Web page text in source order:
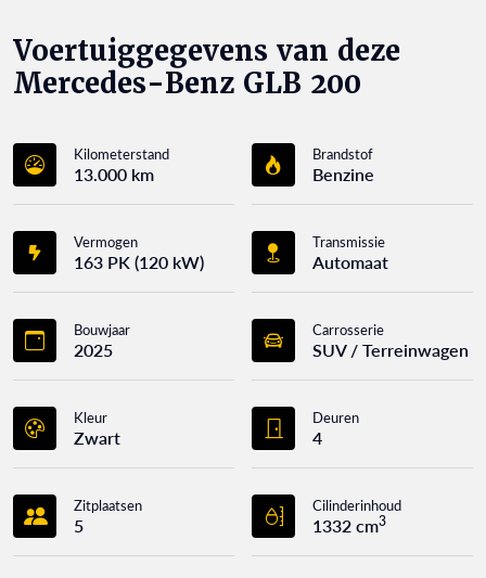
Voertuiggegevens van deze
Mercedes-Benz GLB 200
Kilometerstand
13.000 km
Brandstof
Benzine
Vermogen
163 PK (120 kW)
Transmissie
Automaat
Bouwjaar
2025
Carrosserie
SUV / Terreinwagen
Kleur
Zwart
Deuren
4
Zitplaatsen
5
Cilinderinhoud
1332 cm3